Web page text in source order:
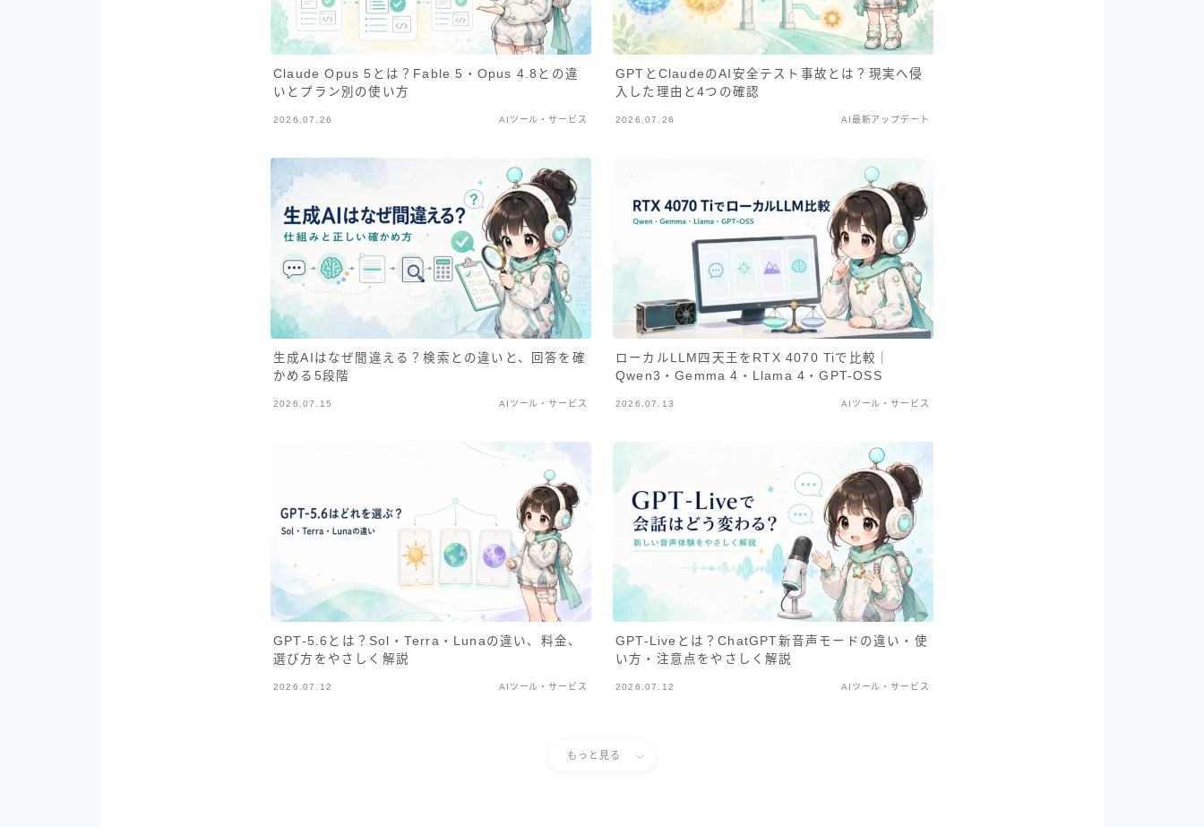
Claude Opus 5とは？Fable 5・Opus 4.8との違
いとプラン別の使い方
2026.07.26 AIツール・サービス
GPTとClaudeのAI安全テスト事故とは？現実へ侵
入した理由と4つの確認
2026.07.26 AI最新アップデート
生成AIはなぜ間違える？検索との違いと、回答を確
かめる5段階
2026.07.15 AIツール・サービス
ローカルLLM四天王をRTX 4070 Tiで比較｜
Qwen3・Gemma 4・Llama 4・GPT-OSS
2026.07.13 AIツール・サービス
GPT-5.6とは？Sol・Terra・Lunaの違い、料金、
選び方をやさしく解説
2026.07.12 AIツール・サービス
GPT-Liveとは？ChatGPT新音声モードの違い・使
い方・注意点をやさしく解説
2026.07.12 AIツール・サービス
もっと見る